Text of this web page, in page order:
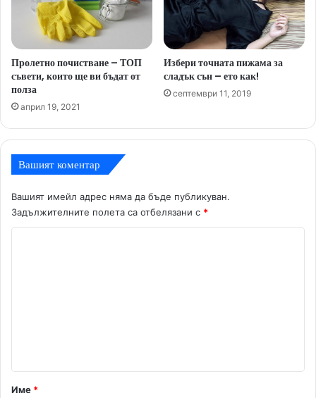
Пролетно почистване – ТОП
съвети, които ще ви бъдат от
полза
април 19, 2021
Избери точната пижама за
сладък сън – ето как!
септември 11, 2019
Вашият коментар
Вашият имейл адрес няма да бъде публикуван.
Задължителните полета са отбелязани с *
р
Име *